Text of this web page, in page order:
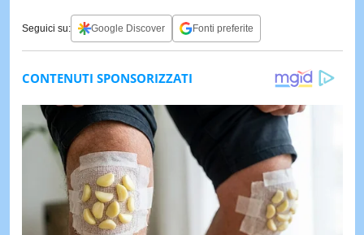
Seguici su: Google Discover Fonti preferite